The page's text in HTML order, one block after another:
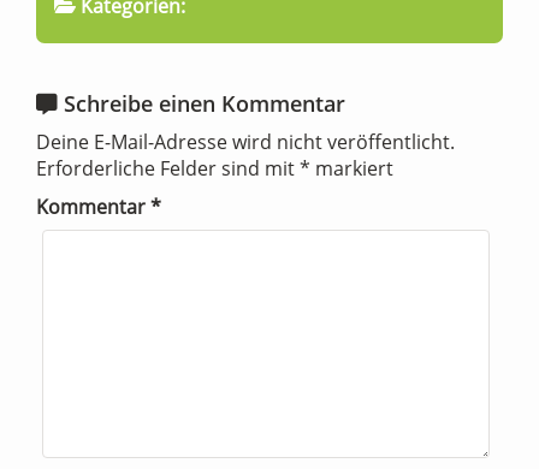
Kategorien:
Schreibe einen Kommentar
Deine E-Mail-Adresse wird nicht veröffentlicht.
Erforderliche Felder sind mit* markiert
Kommentar*